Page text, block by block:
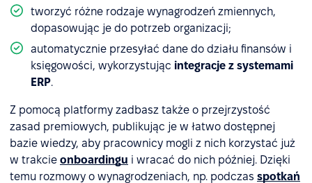
tworzyć różne rodzaje wynagrodzeń zmiennych,
dopasowując je do potrzeb organizacji;
automatycznie przesyłać dane do działu finansów i
księgowości, wykorzystując integracje z systemami
ERP.
Z pomocą platformy zadbasz także o przejrzystość
zasad premiowych, publikując je w łatwo dostępnej
bazie wiedzy, aby pracownicy mogli z nich korzystać już
w trakcie onboardingu i wracać do nich później. Dzięki
temu rozmowy o wynagrodzeniach, np. podczas spotkań